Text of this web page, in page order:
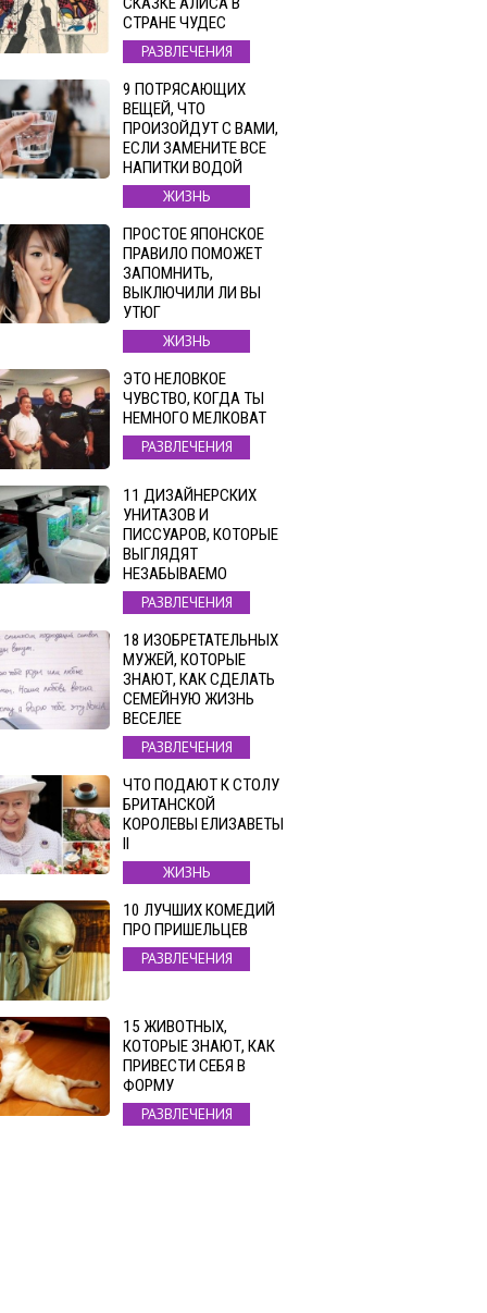
СТРАНЕ ЧУДЕС
РАЗВЛЕЧЕНИЯ
9 ПОТРЯСАЮЩИХ
ВЕЩЕЙ, ЧТО
ПРОИЗОЙДУТ С ВАМИ,
ЕСЛИ ЗАМЕНИТЕ ВСЕ
НАПИТКИ ВОДОЙ
ЖИЗНЬ
ПРОСТОЕ ЯПОНСКОЕ
ПРАВИЛО ПОМОЖЕТ
ЗАПОМНИТЬ,
ВЫКЛЮЧИЛИ ЛИ ВЫ
УТЮГ
ЖИЗНЬ
ЭТО НЕЛОВКОЕ
ЧУВСТВО, КОГДА ТЫ
НЕМНОГО МЕЛКОВАТ
РАЗВЛЕЧЕНИЯ
11 ДИЗАЙНЕРСКИХ
УНИТАЗОВ И
ПИССУАРОВ, КОТОРЫЕ
ВЫГЛЯДЯТ
НЕЗАБЫВАЕМО
РАЗВЛЕЧЕНИЯ
18 ИЗОБРЕТАТЕЛЬНЫХ
МУЖЕЙ, КОТОРЫЕ
ЗНАЮТ, КАК СДЕЛАТЬ
СЕМЕЙНУЮ ЖИЗНЬ
ВЕСЕЛЕЕ
РАЗВЛЕЧЕНИЯ
ЧТО ПОДАЮТ К СТОЛУ
БРИТАНСКОЙ
КОРОЛЕВЫ ЕЛИЗАВЕТЫ
II
ЖИЗНЬ
10 ЛУЧШИХ КОМЕДИЙ
ПРО ПРИШЕЛЬЦЕВ
РАЗВЛЕЧЕНИЯ
15 ЖИВОТНЫХ,
КОТОРЫЕ ЗНАЮТ, КАК
ПРИВЕСТИ СЕБЯ В
ФОРМУ
РАЗВЛЕЧЕНИЯ